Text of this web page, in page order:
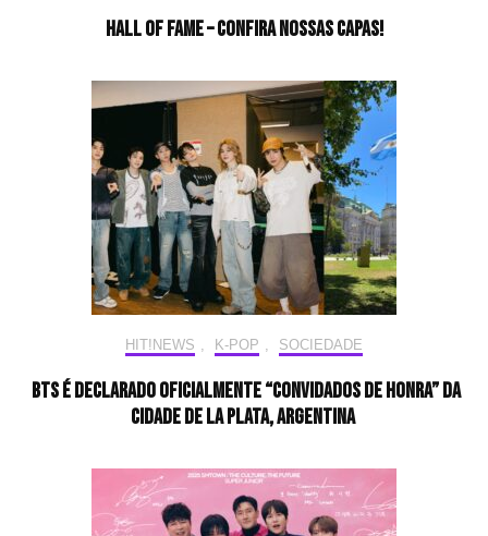
HALL OF FAME – Confira nossas capas!
HIT!NEWS K-POP SOCIEDADE
BTS é declarado oficialmente “Convidados de Honra” da
cidade de LA PLATA, Argentina